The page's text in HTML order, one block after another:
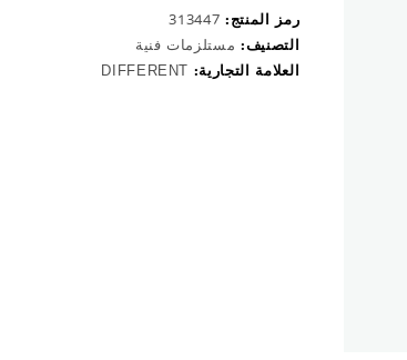
رمز المنتج: 313447
التصنيف: مستلزمات فنية
العلامة التجارية: DIFFERENT